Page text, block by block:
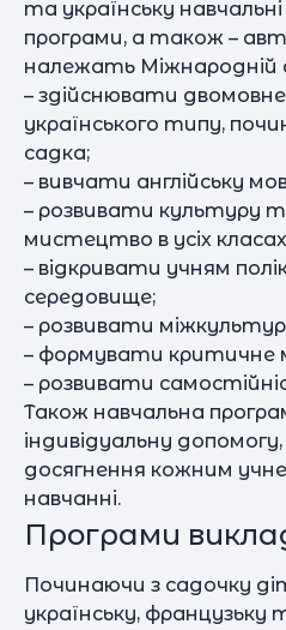
та українську
програми, а також –
належать Міжнародній
– здійснювати
українського типу,
садка;
– вивчати англійську
– розвивати культуру
мистецтво в усіх
– відкривати учням
середовище;
– розвивати
– формувати критичне
– розвивати
Також навчальна
індивідуальну
досягнення кожним
навчанні.
Програми
Починаючи з садочку
українську, французьку